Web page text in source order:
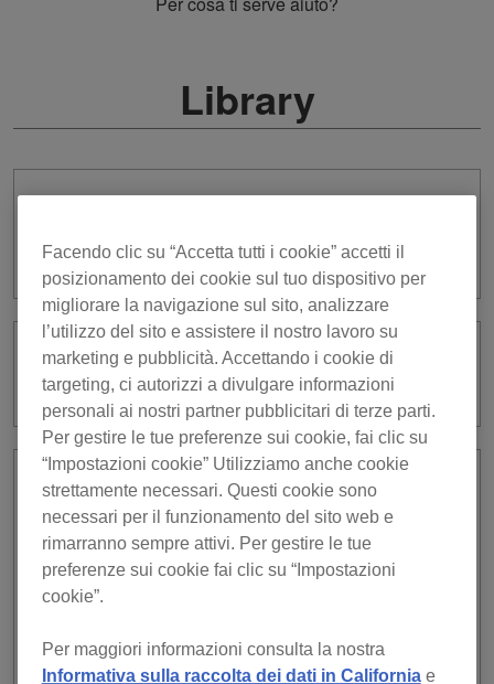
Library
beatgrid sulle mie tracce?
Posso convertire la mia libreria di
rekordbox ver. 7 su una libreria ver. 5?
Ho avviato rekordbox vers. 7 con una
libreria vuota. Come faccio a convertire
la mia libreria dalla vers. 5 (o
precedenti) e importarla dopo l’avvio
della vers. 7?
Vai a [File] > [Libreria] e seleziona [Importa la libreria dalla
Facendo clic su “Accetta tutti i cookie” accetti il
posizionamento dei cookie sul tuo dispositivo per
migliorare la navigazione sul sito, analizzare
l’utilizzo del sito e assistere il nostro lavoro su
marketing e pubblicità. Accettando i cookie di
targeting, ci autorizzi a divulgare informazioni
personali ai nostri partner pubblicitari di terze parti.
Per gestire le tue preferenze sui cookie, fai clic su
“Impostazioni cookie” Utilizziamo anche cookie
strettamente necessari. Questi cookie sono
necessari per il funzionamento del sito web e
rimarranno sempre attivi. Per gestire le tue
preferenze sui cookie fai clic su “Impostazioni
cookie”.
Per maggiori informazioni consulta la nostra
Informativa sulla raccolta dei dati in Californiae